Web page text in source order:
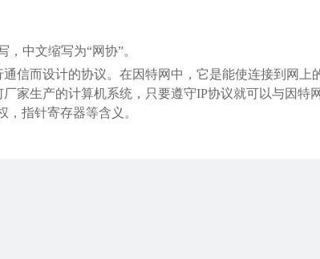
，中文缩写为“网协”。
信而设计的协议。在因特网中，它是能使连接到网
家生产的计算机系统，只要遵守IP协议就可以与因特
指针寄存器等含义。